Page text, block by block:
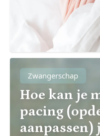
Zwangerschap
Hoe kan je
pacing
aanpassen)